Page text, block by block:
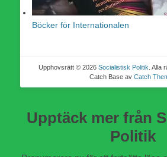
Böcker för Internationalen
Upphovsrätt © 2026 Socialistisk Politik. Alla
Catch Base av Catch
Upptäck mer från
Politik